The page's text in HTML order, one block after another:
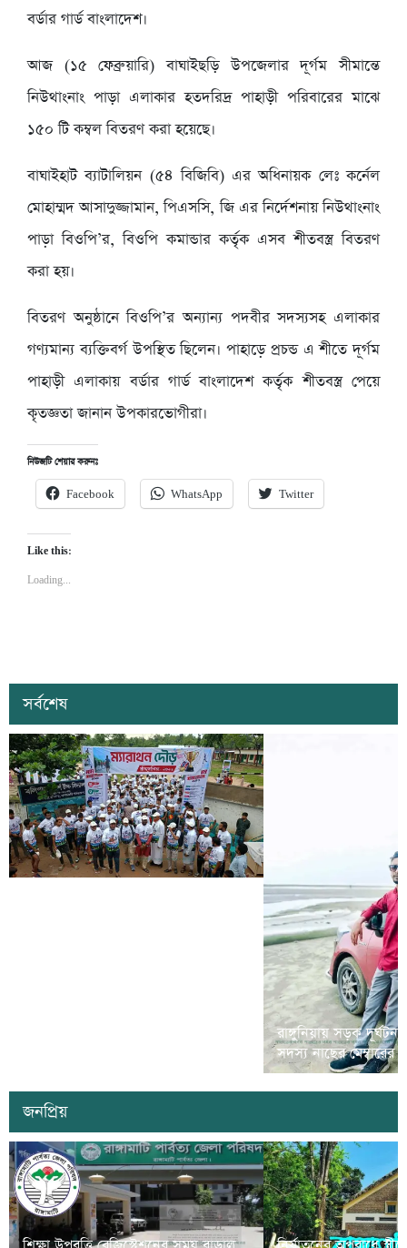
বর্ডার গার্ড বাংলাদেশ।
আজ (১৫ ফেব্রুয়ারি) বাঘাইছড়ি উপজেলার দূর্গম সীমান্তে
নিউথাংনাং পাড়া এলাকার হতদরিদ্র পাহাড়ী পরিবারের মাঝে
১৫০ টি কম্বল বিতরণ করা হয়েছে।
বাঘাইহাট ব্যাটালিয়ন (৫৪ বিজিবি) এর অধিনায়ক লেঃ কর্নেল
মোহাম্মদ আসাদুজ্জামান, পিএসসি, জি এর নির্দেশনায় নিউথাংনাং
পাড়া বিওপি’র, বিওপি কমান্ডার কর্তৃক এসব শীতবস্ত্র বিতরণ
করা হয়।
বিতরণ অনুষ্ঠানে বিওপি’র অন্যান্য পদবীর সদস্যসহ এলাকার
গণ্যমান্য ব্যক্তিবর্গ উপস্থিত ছিলেন। পাহাড়ে প্রচন্ড এ শীতে দূর্গম
পাহাড়ী এলাকায় বর্ডার গার্ড বাংলাদেশ কর্তৃক শীতবস্ত্র পেয়ে
কৃতজ্ঞতা জানান উপকারভোগীরা।
নিউজটি শেয়ার করুনঃ
Facebook WhatsApp Twitter
Like this:
Loading...
সর্বশেষ
রাঙ্গুনিয়ায় সড়ক
সদস্য নাছের মেম্বারের
জনপ্রিয়